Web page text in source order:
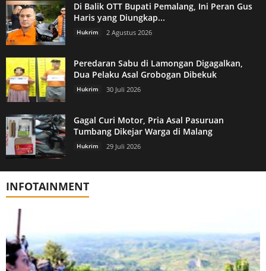
Di Balik OTT Bupati Pemalang, Ini Peran Gus
Haris yang Diungkap...
Hukrim 2 Agustus 2026
Peredaran Sabu di Lamongan Digagalkan,
Dua Pelaku Asal Grobogan Dibekuk
Hukrim 30 Juli 2026
Gagal Curi Motor, Pria Asal Pasuruan
Tumbang Dikejar Warga di Malang
Hukrim 29 Juli 2026
INFOTAINMENT